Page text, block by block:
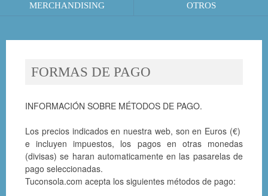
MERCHANDISING OTROS
FORMAS DE PAGO
INFORMACIÓN SOBRE MÉTODOS DE PAGO.
Los precios indicados en nuestra web, son en Euros (€)
e incluyen impuestos, los pagos en otras monedas
(divisas) se haran automaticamente en las pasarelas de
pago seleccionadas.
Tuconsola.com acepta los siguientes métodos de pago: